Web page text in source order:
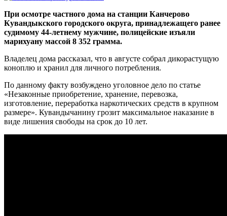
При осмотре частного дома на станции Канчерово
Кувандыкского городского округа, принадлежащего ранее
судимому 44-летнему мужчине, полицейские изъяли
марихуану массой 8 352 грамма.
Владелец дома рассказал, что в августе собрал дикорастущую
коноплю и хранил для личного потребления.
По данному факту возбуждено уголовное дело по статье
«Незаконные приобретение, хранение, перевозка,
изготовление, переработка наркотических средств в крупном
размере». Кувандычанину грозит максимальное наказание в
виде лишения свободы на срок до 10 лет.